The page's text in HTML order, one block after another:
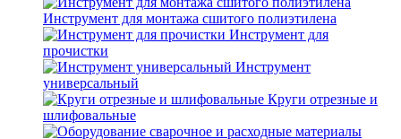
Инструмент для монтажа сшитого полиэтилена
Инструмент для
прочистки
Инструмент
универсальный
Круги отрезные и
шлифовальные